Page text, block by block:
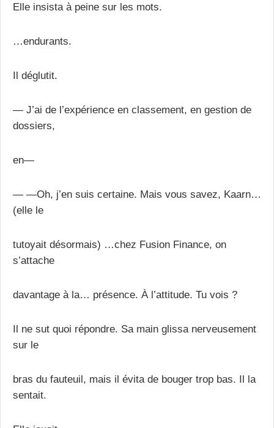
Elle insista à peine sur les mots.
…endurants.
Il déglutit.
— J’ai de l’expérience en classement, en gestion de
dossiers,
en—
— —Oh, j’en suis certaine. Mais vous savez, Kaarn…
(elle le
tutoyait désormais) …chez Fusion Finance, on
s’attache
davantage à la… présence. À l’attitude. Tu vois ?
Il ne sut quoi répondre. Sa main glissa nerveusement
sur le
bras du fauteuil, mais il évita de bouger trop bas. Il la
sentait.